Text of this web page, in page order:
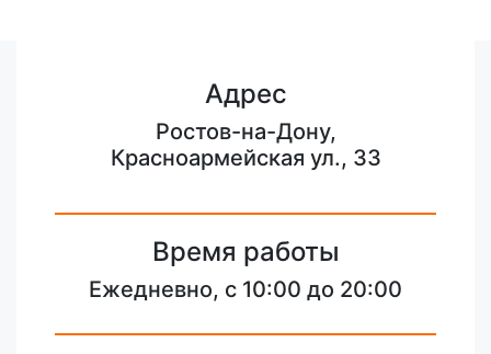
Адрес
Ростов-на-Дону,
Красноармейская ул., 33
Время работы
Ежедневно, с 10:00 до 20:00